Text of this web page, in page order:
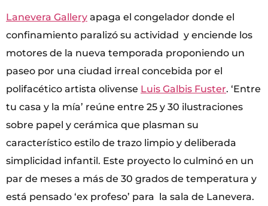
Lanevera Gallery apaga el congelador donde el
confinamiento paralizó su actividad y enciende los
motores de la nueva temporada proponiendo un
paseo por una ciudad irreal concebida por el
polifacético artista olivense Luis Galbis Fuster. ‘Entre
tu casa y la mía’ reúne entre 25 y 30 ilustraciones
sobre papel y cerámica que plasman su
característico estilo de trazo limpio y deliberada
simplicidad infantil. Este proyecto lo culminó en un
par de meses a más de 30 grados de temperatura y
está pensado ‘ex profeso’ para la sala de Lanevera.